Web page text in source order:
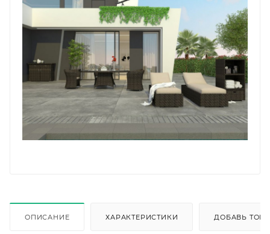
ОПИСАНИЕ ХАРАКТЕРИСТИКИ ДОБАВЬ